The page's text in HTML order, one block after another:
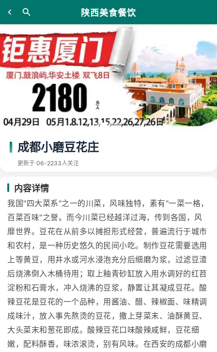
陕西美食餐饮
成都小磨豆花庄
更新于 06-2233人关注
内容详情
我国"四大菜系"之一的川菜，风味独特，素有"一菜一格，
百菜百味"之誉。而今川菜已经越洋过海，传到各国，风
靡世界。豆花在从前多以摊担形式经营，普遍流行于城市
和农村，是一种历史悠久的民间小吃。制作豆花需要选用
上等黄豆，用井水或河水浸泡充分后细磨为浆，过滤豆渣
后烧沸倒入木桶待用；取上釉青砂缸放入用水调好的红苕
淀粉和石膏水，冲入烧沸的豆浆，静置让其凝成豆花。酸
辣豆花是豆花的一个品种，用酱油、醋、辣椒面、味精调
成味汁，放入事先熬烫的豆花，撒上芽菜末、油酥黄豆、
大头菜末和葱花即成。酸辣豆花口味酸辣咸鲜，豆花细
嫩，配料酥香，味浓滚烫，别有风味。在西安的成都小磨